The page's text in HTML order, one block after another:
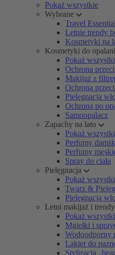
Pokaż wszystkie
Wybrane
Travel
Letnie trendy
Kosmetyki na
Kosmetyki do
Pokaż
Ochrona
Makijaż z
Ochrona
Pielęgnacja
Ochrona po
Samoopalacz
Zapachy na lato
Pokaż
Perfumy
Perfumy
Spray do ciała
Pielęgnacja
Pokaż
Twarz &
Pielęgnacja
Letni makijaż i trendy
Pokaż
Mgiełki i
Wodoodporny
Lakier do
Stylizacja